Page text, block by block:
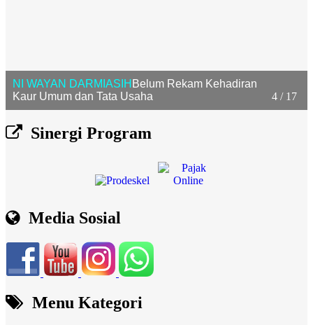
4 / 17
NI WAYAN DARMIASIH Belum Rekam Kehadiran
Kaur Umum dan Tata Usaha
Sinergi Program
Media Sosial
Menu Kategori